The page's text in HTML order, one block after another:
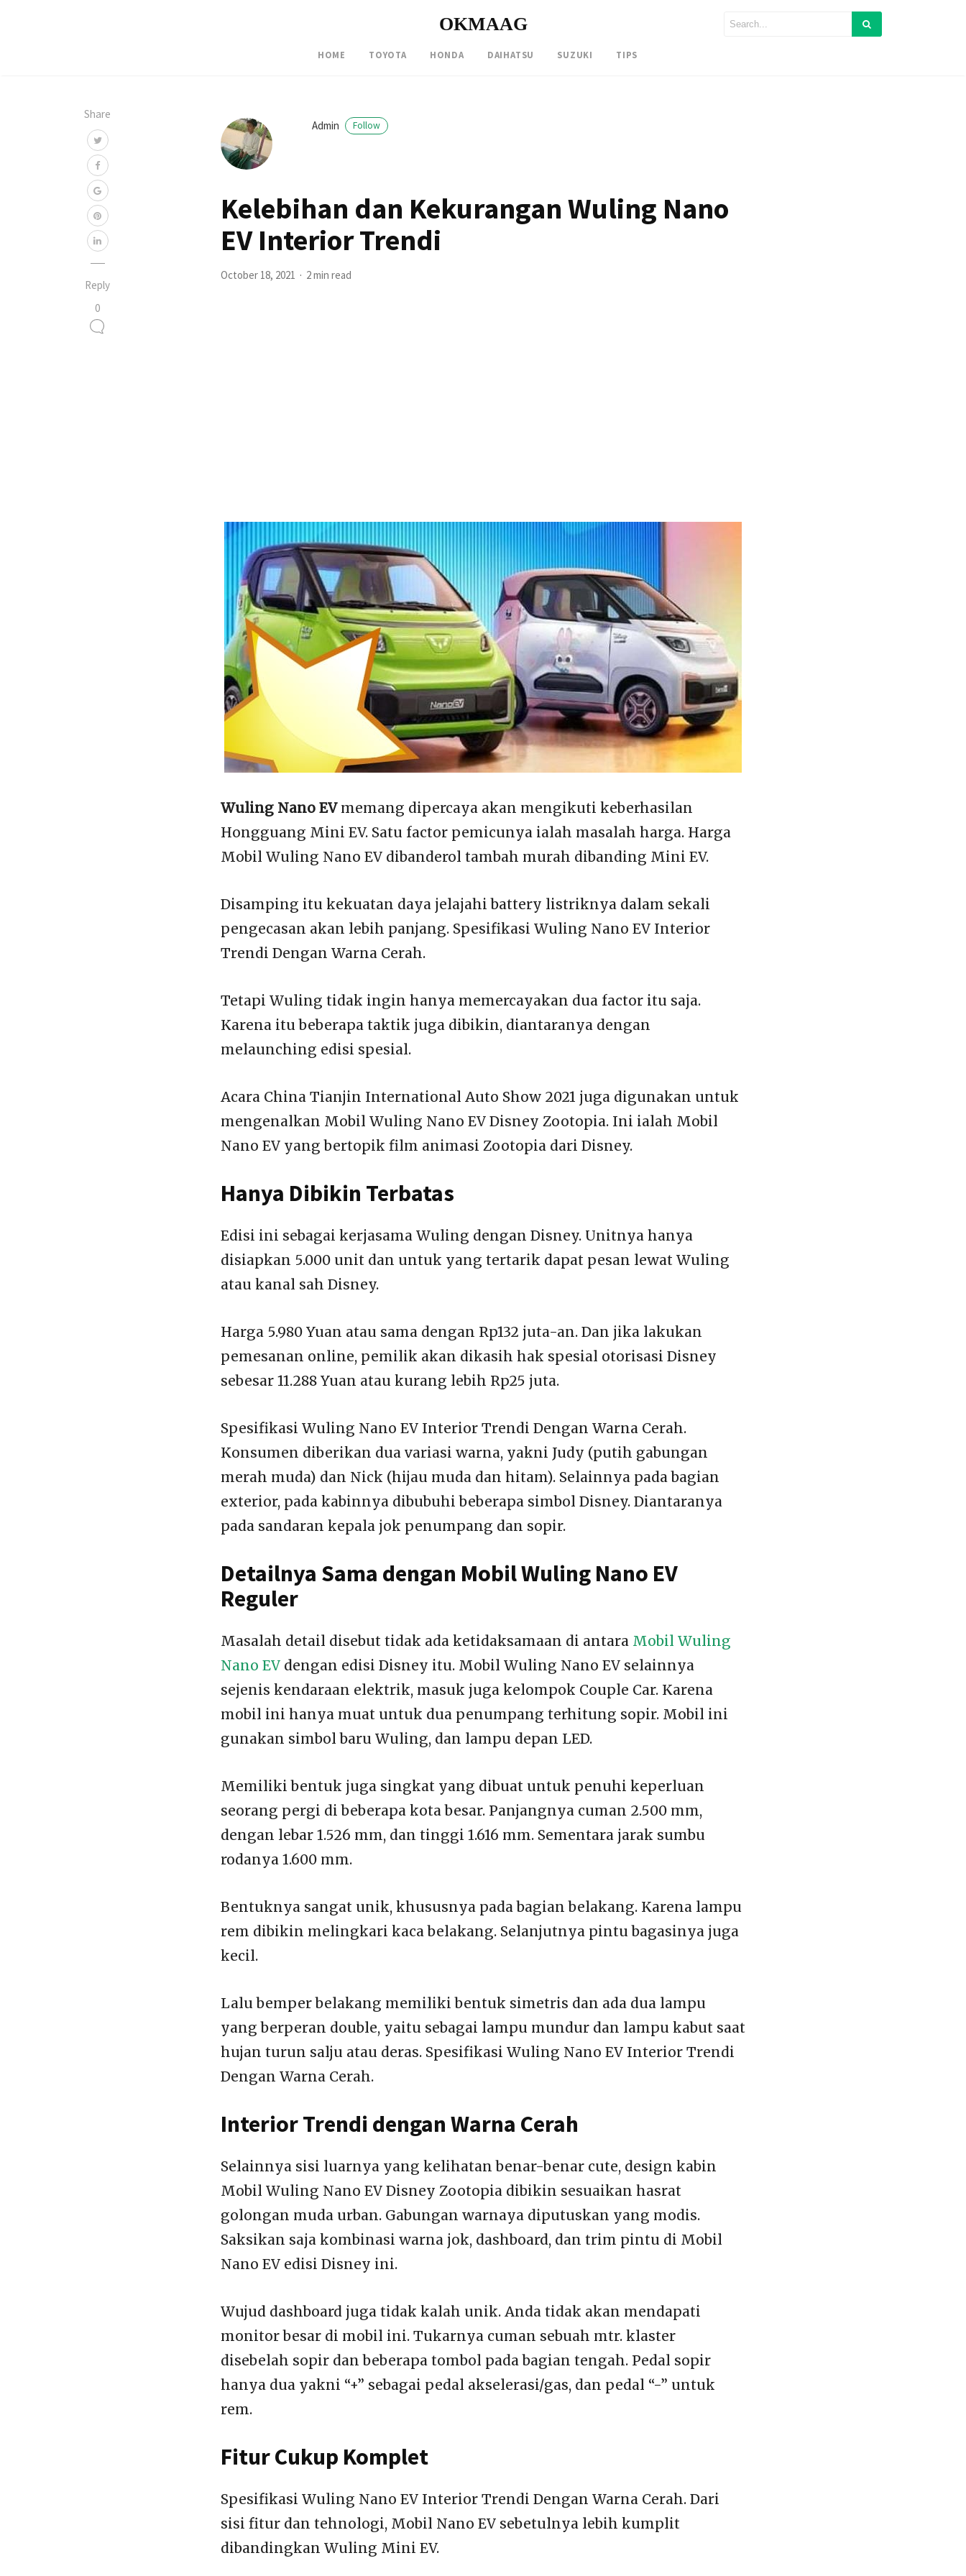
OKMAAG
HOME TOYOTA HONDA DAIHATSU SUZUKI TIPS
Share
Reply
0
Admin Follow
Kelebihan dan Kekurangan Wuling Nano
EV Interior Trendi
October 18, 2021 2 min read
Wuling Nano EVmemang dipercaya akan mengikuti keberhasilan
Hongguang Mini EV. Satu factor pemicunya ialah masalah harga. Harga
Mobil Wuling Nano EV dibanderol tambah murah dibanding Mini EV.
Disamping itu kekuatan daya jelajahi battery listriknya dalam sekali
pengecasan akan lebih panjang. Spesifikasi Wuling Nano EV Interior
Trendi Dengan Warna Cerah.
Tetapi Wuling tidak ingin hanya memercayakan dua factor itu saja.
Karena itu beberapa taktik juga dibikin, diantaranya dengan
melaunching edisi spesial.
Acara China Tianjin International Auto Show 2021 juga digunakan untuk
mengenalkan Mobil Wuling Nano EV Disney Zootopia. Ini ialah Mobil
Nano EV yang bertopik film animasi Zootopia dari Disney.
Hanya Dibikin Terbatas
Edisi ini sebagai kerjasama Wuling dengan Disney. Unitnya hanya
disiapkan 5.000 unit dan untuk yang tertarik dapat pesan lewat Wuling
atau kanal sah Disney.
Harga 5.980 Yuan atau sama dengan Rp132 juta-an. Dan jika lakukan
pemesanan online, pemilik akan dikasih hak spesial otorisasi Disney
sebesar 11.288 Yuan atau kurang lebih Rp25 juta.
Spesifikasi Wuling Nano EV Interior Trendi Dengan Warna Cerah.
Konsumen diberikan dua variasi warna, yakni Judy (putih gabungan
merah muda) dan Nick (hijau muda dan hitam). Selainnya pada bagian
exterior, pada kabinnya dibubuhi beberapa simbol Disney. Diantaranya
pada sandaran kepala jok penumpang dan sopir.
Detailnya Sama dengan Mobil Wuling Nano EV
Reguler
Masalah detail disebut tidak ada ketidaksamaan di antara Mobil Wuling
Nano EV dengan edisi Disney itu. Mobil Wuling Nano EV selainnya
sejenis kendaraan elektrik, masuk juga kelompok Couple Car. Karena
mobil ini hanya muat untuk dua penumpang terhitung sopir. Mobil ini
gunakan simbol baru Wuling, dan lampu depan LED.
Memiliki bentuk juga singkat yang dibuat untuk penuhi keperluan
seorang pergi di beberapa kota besar. Panjangnya cuman 2.500 mm,
dengan lebar 1.526 mm, dan tinggi 1.616 mm. Sementara jarak sumbu
rodanya 1.600 mm.
Bentuknya sangat unik, khususnya pada bagian belakang. Karena lampu
rem dibikin melingkari kaca belakang. Selanjutnya pintu bagasinya juga
kecil.
Lalu bemper belakang memiliki bentuk simetris dan ada dua lampu
yang berperan double, yaitu sebagai lampu mundur dan lampu kabut saat
hujan turun salju atau deras. Spesifikasi Wuling Nano EV Interior Trendi
Dengan Warna Cerah.
Interior Trendi dengan Warna Cerah
Selainnya sisi luarnya yang kelihatan benar-benar cute, design kabin
Mobil Wuling Nano EV Disney Zootopia dibikin sesuaikan hasrat
golongan muda urban. Gabungan warnaya diputuskan yang modis.
Saksikan saja kombinasi warna jok, dashboard, dan trim pintu di Mobil
Nano EV edisi Disney ini.
Wujud dashboard juga tidak kalah unik. Anda tidak akan mendapati
monitor besar di mobil ini. Tukarnya cuman sebuah mtr. klaster
disebelah sopir dan beberapa tombol pada bagian tengah. Pedal sopir
hanya dua yakni “+” sebagai pedal akselerasi/gas, dan pedal “-” untuk
rem.
Fitur Cukup Komplet
Spesifikasi Wuling Nano EV Interior Trendi Dengan Warna Cerah. Dari
sisi fitur dan tehnologi, Mobil Nano EV sebetulnya lebih kumplit
dibandingkan Wuling Mini EV.